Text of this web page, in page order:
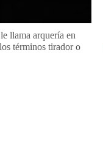
llama arquería en
términos tirador o